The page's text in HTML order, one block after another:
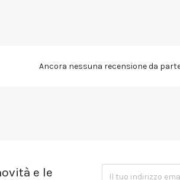
Ancora nessuna recensione da
e le